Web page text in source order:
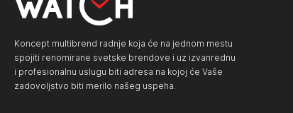
Koncept multibrend radnje koja će na jednom mestu
spojiti renomirane svetske brendove i uz izvanrednu
i profesionalnu uslugu biti adresa na kojoj će Vaše
zadovoljstvo biti merilo našeg uspeha.